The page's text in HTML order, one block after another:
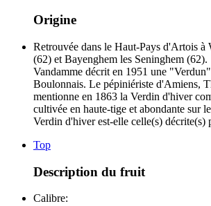
Origine
Retrouvée dans le Haut-Pays d'Artois à
(62) et Bayenghem les Seninghem (62).
Vandamme décrit en 1951 une
Boulonnais. Le pépiniériste d'Amiens,
mentionne en 1863 la Verdin d'hiver
cultivée en haute-tige et abondante sur
Verdin d'hiver est-elle celle(s) décrite(s)
Top
Description du fruit
Calibre: